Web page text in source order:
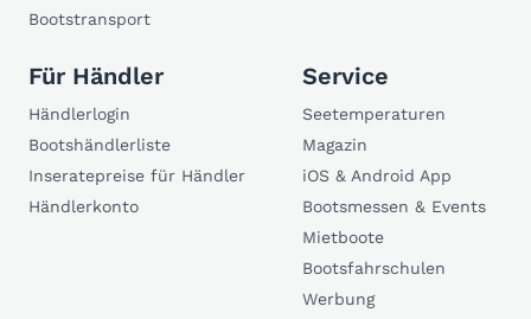
Bootstransport
Für Händler
Händlerlogin
Bootshändlerliste
Inseratepreise für Händler
Händlerkonto
Service
Seetemperaturen
Magazin
iOS & Android App
Bootsmessen & Events
Mietboote
Bootsfahrschulen
Werbung